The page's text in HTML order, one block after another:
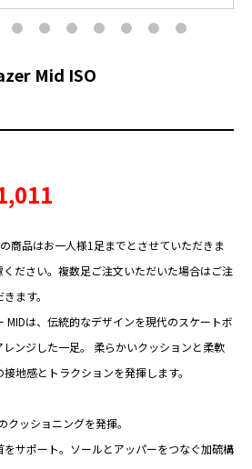
Mid ISO
商品はお一人様1足までとさせていただきま
ださい。複数足ご注文いただいた場合はご注
ます。
MIDは、伝統的なデザインを現代のスケートボ
ンジした一足。 柔らかいクッションと柔軟
地感とトラクションを発揮します。
ッショニングを発揮。
サポート。ソールとアッパーをつなぐ加硫構